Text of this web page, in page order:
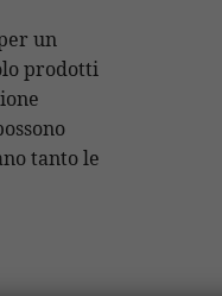
un
prodotti
tanto le